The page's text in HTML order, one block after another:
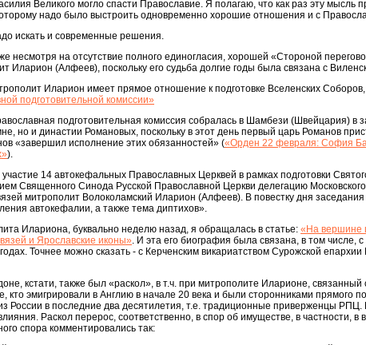
Великого могло спасти Православие. Я полагаю, что как раз эту мысль
надо было выстроить одновременно хорошие отношения и с
искать и современные решения.
несмотря на отсутствие полного единогласия, хорошей «Стороной
Иларион (Алфеев), поскольку его судьба долгие годы была связана с
Иларион имеет прямое отношение к подготовке Вселенских Соборов,
подготовительной комиссии»
подготовительная комиссия собралась в Шамбези (Швейцария)
но и династии Романовых, поскольку в этот день первый царь Романов
«завершил исполнение этих обязанностей» («Орден 22 февраля: София
).
14 автокефальных Православных Церквей в рамках подготовки
Священного Синода Русской Православной Церкви делегацию
митрополит Волоколамский Иларион (Алфеев). В повестку дня
автокефалии, а также тема диптихов».
Илариона, буквально неделю назад, я обращалась в статье: «На вершине
и Ярославские иконы». И эта его биография была связана, в том числе, с
Точнее можно сказать - с Керченским викариатством Сурожской
кстати, также был «раскол», в т.ч. при митрополите Иларионе,
кто эмигрировали в Англию в начале 20 века и были сторонниками прямого
России в последние два десятилетия, т.е. традиционные приверженцы РПЦ.
Раскол перерос, соответственно, в спор об имуществе, в частности,
спора комментировались так: